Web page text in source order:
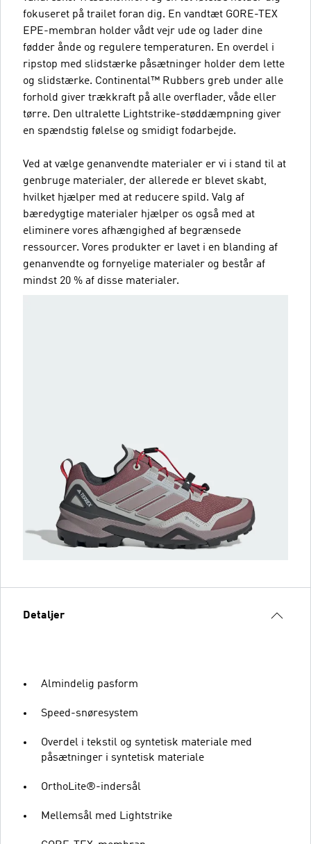
fokuseret på trailet foran dig. En vandtæt GORE-TEX
EPE-membran holder vådt vejr ude og lader dine
fødder ånde og regulere temperaturen. En overdel i
ripstop med slidstærke påsætninger holder dem lette
og slidstærke. Continental™ Rubbers greb under alle
forhold giver trækkraft på alle overflader, våde eller
tørre. Den ultralette Lightstrike-støddæmpning giver
en spændstig følelse og smidigt fodarbejde.
Ved at vælge genanvendte materialer er vi i stand til at
genbruge materialer, der allerede er blevet skabt,
hvilket hjælper med at reducere spild. Valg af
bæredygtige materialer hjælper os også med at
eliminere vores afhængighed af begrænsede
ressourcer. Vores produkter er lavet i en blanding af
genanvendte og fornyelige materialer og består af
mindst 20 % af disse materialer.
Detaljer
Almindelig pasform
Speed-snøresystem
Overdel i tekstil og syntetisk materiale med
påsætninger i syntetisk materiale
OrthoLite®-indersål
Mellemsål med Lightstrike